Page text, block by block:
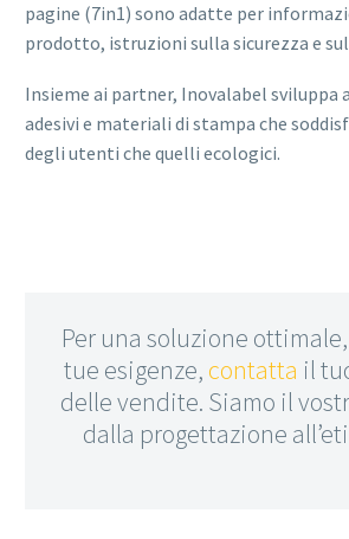
pagine (7in1) sono adatte per
prodotto, istruzioni sulla sicurezza e
Insieme ai partner, Inovalabel sviluppa
adesivi e materiali di stampa che
degli utenti che quelli ecologici.
Per una soluzione
tue esigenze, contatta il
delle vendite. Siamo il
dalla progettazione